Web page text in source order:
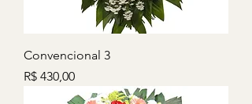
Convencional 3
Preço
R$ 430,00